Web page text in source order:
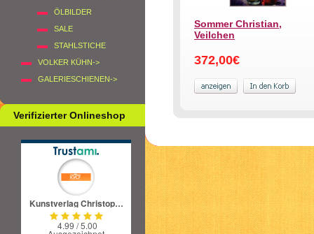
ÖLBILDER
SALE
STAHLSTICHE
VOLKER KÜHN->
GALERIESCHIENEN->
Verifizierter Onlineshop
Sommer Christian,
Veilchen
372,00€